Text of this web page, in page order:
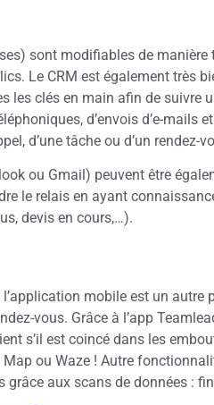
sont modifiables de
Le CRM est également
clés en main afin de suivre
d’envois d’e-
d’une tâche ou d’un rendez-
ou Gmail) peuvent être
le relais en ayant
devis en cours,…).
mobile est un
vous. Grâce à l’app
s’il est coincé dans les
ou Waze ! Autre
aux scans de données :